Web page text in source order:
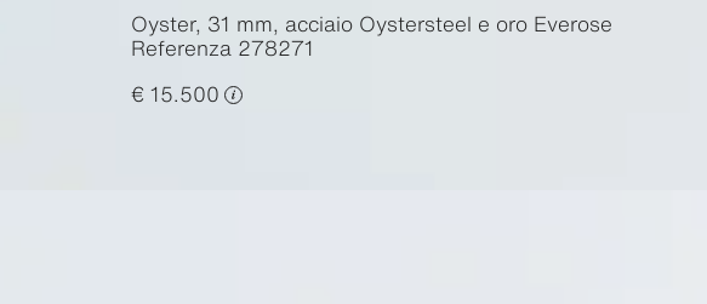
Oyster, 31 mm, acciaio Oystersteel e oro Everose
Referenza 278271
€ 15.500